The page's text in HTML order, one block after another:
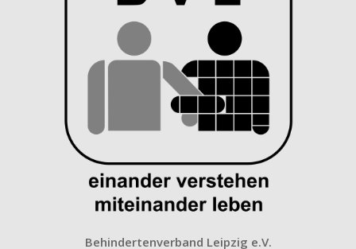
Behindertenverband Leipzig e.V.